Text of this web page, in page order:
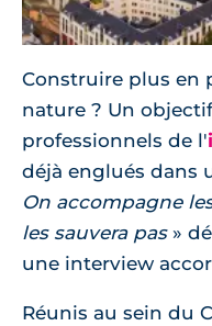
Construire plus en
nature ? Un
professionnels de l'
déjà englués dans
On accompagne
les sauvera pas
une interview
Réunis au sein du